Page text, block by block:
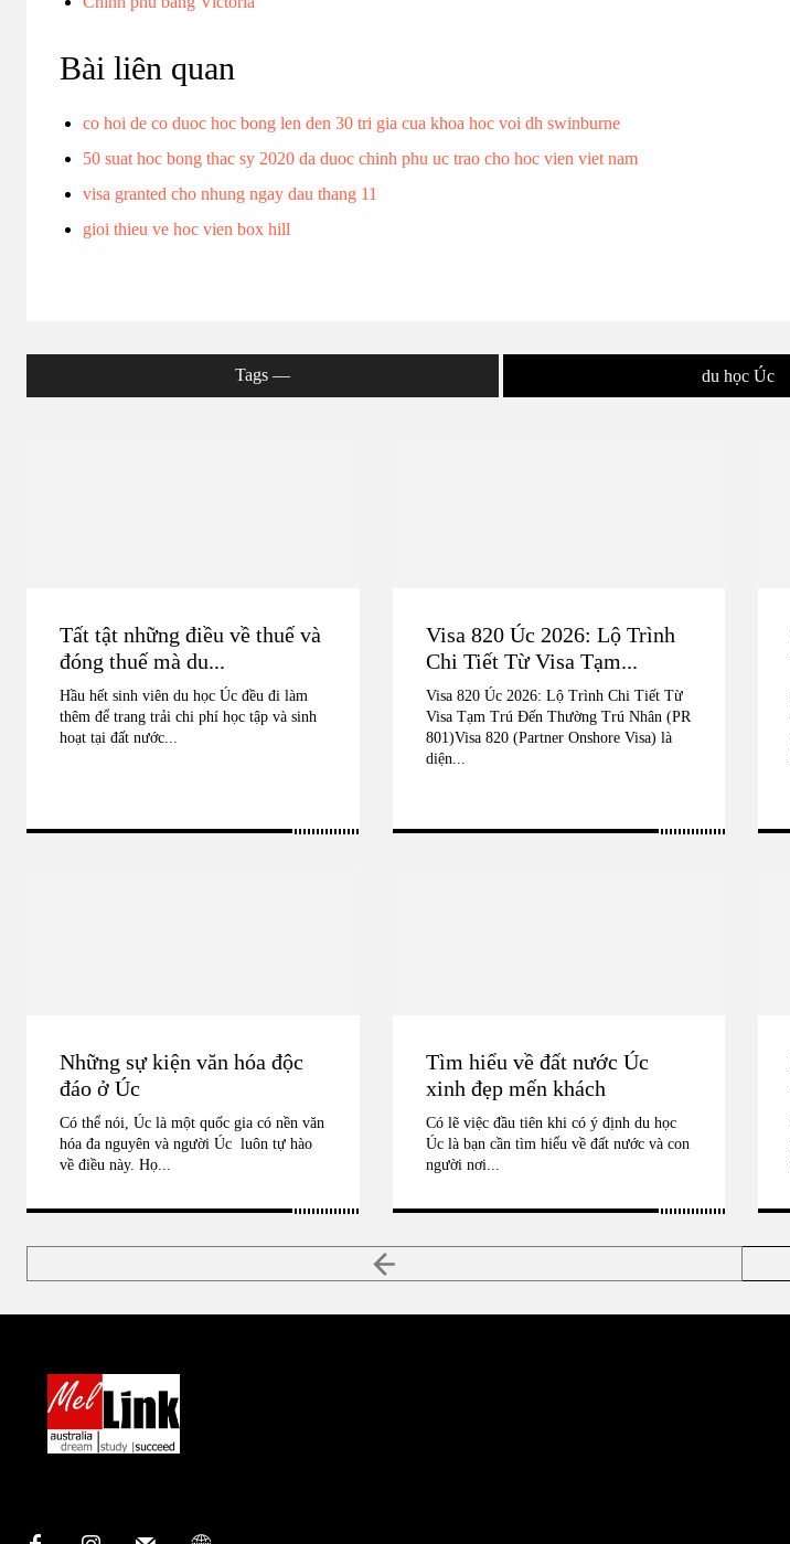
Bài liên quan
co hoi de co duoc hoc bong len den 30 tri gia cua khoa hoc voi dh swinburne
50 suat hoc bong thac sy 2020 da duoc chinh phu uc trao cho hoc vien viet nam
visa granted cho nhung ngay dau thang 11
gioi thieu ve hoc vien box hill
Tags ― du học Úc
Tất tật những điều về thuế và
đóng thuế mà du...
Hầu hết sinh viên du học Úc đều đi làm
thêm để trang trải chi phí học tập và sinh
hoạt tại đất nước...
Visa 820 Úc 2026: Lộ Trình
Chi Tiết Từ Visa Tạm...
Visa 820 Úc 2026: Lộ Trình Chi Tiết Từ
Visa Tạm Trú Đến Thường Trú Nhân (PR
801)Visa 820 (Partner Onshore Visa) là
diện...
Những sự kiện văn hóa độc
đáo ở Úc
Có thể nói, Úc là một quốc gia có nền văn
hóa đa nguyên và người Úc luôn tự hào
về điều này. Họ...
Tìm hiểu về đất nước Úc
xinh đẹp mến khách
Có lẽ việc đầu tiên khi có ý định du học
Úc là bạn cần tìm hiểu về đất nước và con
người nơi...